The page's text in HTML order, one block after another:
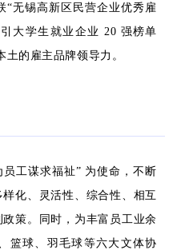
“无锡高新区民营企业优秀雇
大学生就业企业 20 强榜单
的雇主品牌领导力。
工谋求福祉” 为使命，不断
化、灵活性、综合性、相互
策。同时，为丰富员工业余
篮球、羽毛球等六大文体协